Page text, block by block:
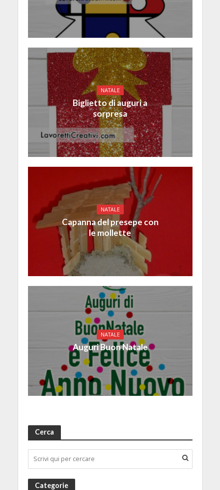
NATALE
Biglietto di auguri a
sorpresa
NATALE
Capanna del presepe con
le mollette
NATALE
Auguri Buon Natale
Cerca
Categorie